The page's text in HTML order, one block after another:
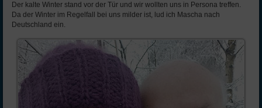
Der kalte Winter stand vor der Tür und wir wollten uns in Persona treffen.
Da der Winter im Regelfall bei uns milder ist, lud ich Mascha nach
Deutschland ein.